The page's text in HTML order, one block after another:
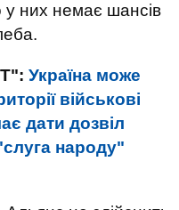
них немає шансів
Україна може
військові
дати дозвіл
народу"